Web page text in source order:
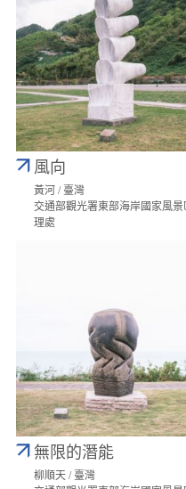
風向
黃河 / 臺灣
交通部觀光署東部海岸國家風景
理處
無限的潛能
柳順天 / 臺灣